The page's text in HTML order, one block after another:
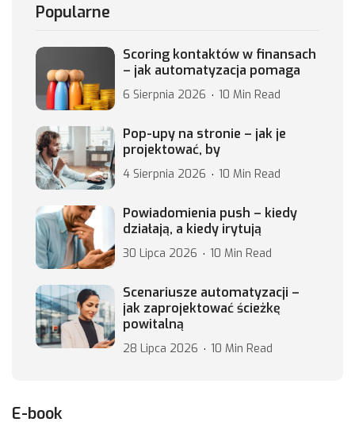
Popularne
Scoring kontaktów w finansach
– jak automatyzacja pomaga
6 Sierpnia 2026 10 Min Read
Pop-upy na stronie – jak je
projektować, by
4 Sierpnia 2026 10 Min Read
Powiadomienia push – kiedy
działają, a kiedy irytują
30 Lipca 2026 10 Min Read
Scenariusze automatyzacji –
jak zaprojektować ścieżkę
powitalną
28 Lipca 2026 10 Min Read
E-book